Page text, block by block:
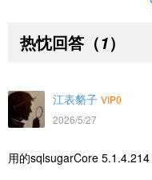
热忱回答 （1）
江表貉子 VIP0
2026/5/27
用的sqlsugarCore 5.1.4.214